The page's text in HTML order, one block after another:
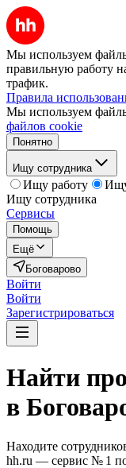
Мы используем
правильную работу
трафик.
Правила
Мы используем
файлов cookie
Понятно
Ищу сотрудника
Ищу работу
Ищу сотрудника
Сервисы
Помощь
Ещё
Боговарово
Войти
Войти
Зарегистрироваться
Найти
в
Находите
hh.ru — сервис № 1